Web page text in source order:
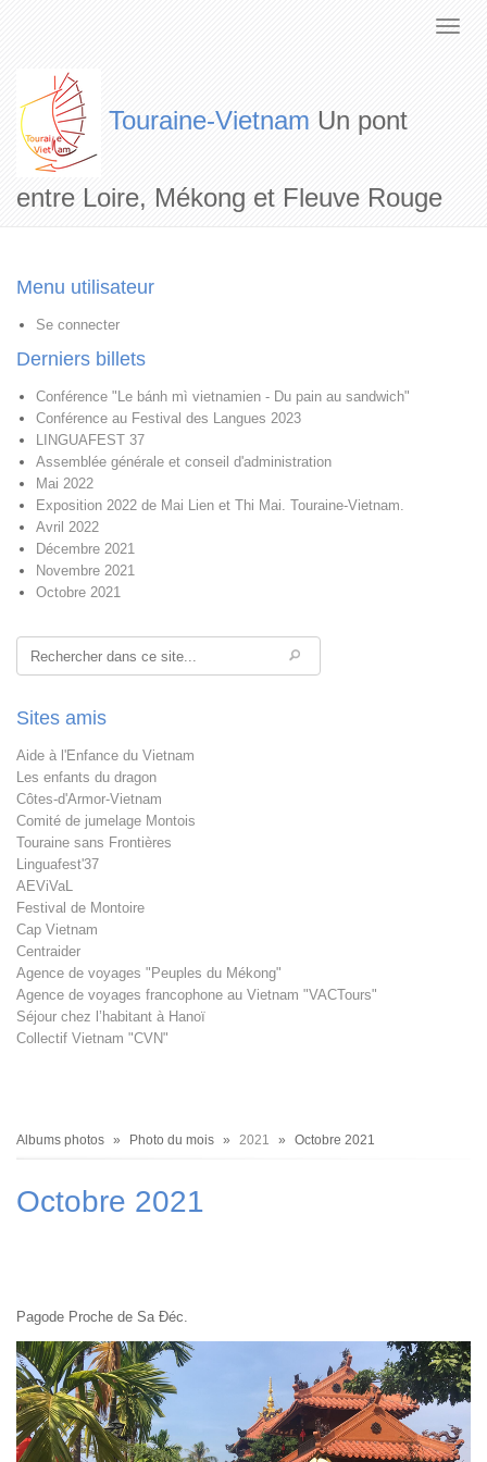
Touraine-Vietnam Un pont
entre Loire, Mékong et Fleuve Rouge
Menu utilisateur
Se connecter
Derniers billets
Conférence "Le bánh mì vietnamien - Du pain au sandwich"
Conférence au Festival des Langues 2023
LINGUAFEST 37
Assemblée générale et conseil d'administration
Mai 2022
Exposition 2022 de Mai Lien et Thi Mai. Touraine-Vietnam.
Avril 2022
Décembre 2021
Novembre 2021
Octobre 2021
Rechercher
Sites amis
Aide à l'Enfance du Vietnam
Les enfants du dragon
Côtes-d'Armor-Vietnam
Comité de jumelage Montois
Touraine sans Frontières
Linguafest'37
AEViVaL
Festival de Montoire
Cap Vietnam
Centraider
Agence de voyages "Peuples du Mékong"
Agence de voyages francophone au Vietnam "VACTours"
Séjour chez l’habitant à Hanoï
Collectif Vietnam "CVN"
Fil
Albums photos Photo du mois 2021 Octobre 2021
Octobre 2021
Pagode Proche de Sa Đéc.